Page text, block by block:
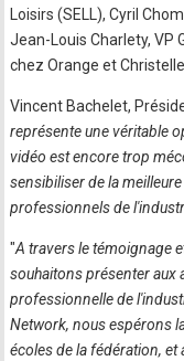
Loisirs (SELL), Cyril
Jean-Louis Charlety, VP
chez Orange et
Vincent Bachelet,
représente une véritable
vidéo est encore trop
sensibiliser de la
professionnels de
"A travers le témoignage
souhaitons présenter aux
professionnelle de
Network, nous espérons
écoles de la fédération,